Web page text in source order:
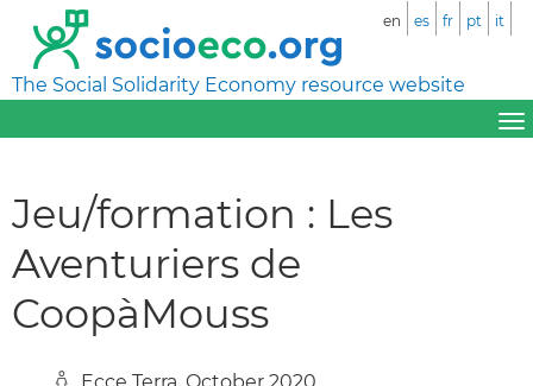
The Social Solidarity Economy resource website
en es fr pt it
Jeu/formation : Les
Aventuriers de
CoopàMouss